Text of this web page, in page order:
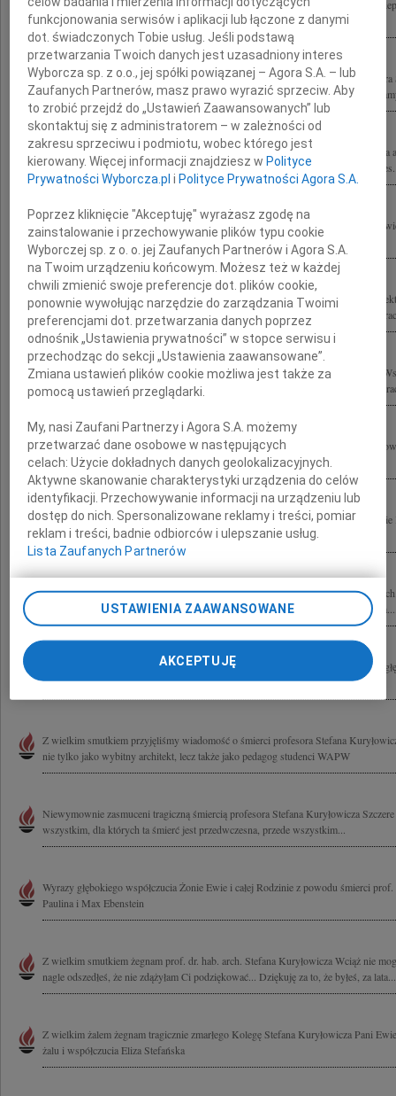
Wstrząśnięci wiadomością o tragicznej śmierci Stefana Kuryłowicza w poczuciu
Ewie Kuryłowicz wyrazy żalu i współczucia Jacek Kwieciński z rodziną
Z głębokim smutkiem i żalem przyjęliśmy wiadomość o tragicznej śmierci profesora
wybitnego architekta i wspaniałego Człowieka Szczere wyrazy współczucia
Z powodu tragicznej śmierci prof. Stefana Kuryłowicza nieocenionej postaci świata
zaszczyt współpracować najszczersze wyrazy współczucia Rodzinie składają
Z głębokim smutkiem przyjęliśmy wiadomość o śmierci profesora Stefana
życiu wszystkich nas, autorytetem w dziedzinie architektury i wzorem do...
Z głębokim żalem przyjęliśmy wiadomość o tragicznej śmierci Prof. dr. hab.
Rodzinie i Współpracownikom wyrazy szczerego współczucia składają Zarząd i
Z głębokim żalem i smutkiem żegnamy profesora Stefana Kuryłowicza oraz Jego
Syropolskiego składamy wyrazy współczucia Rodzinie, Najbliższym oraz
Wyrazy głębokiego współczucia Ewie i Rodzinie z powodu śmierci Stefana
Staniszkis
Wstrząśnięci tragiczną śmiercią Stefana - Funia składamy wyrazy współczucia
Andrzej Bulanda i Włodzimierz Mucha wraz z zespołem
Z głębokim smutkiem przyjęliśmy wiadomość o tragicznej śmierci prof. dr. hab.
projektu Hotelu Courtyard by Marriott w Warszawie przy Lotnisku im. F.
Z żalem przyjęliśmy informację o śmierci Stefana Kuryłowicza Składamy wyrazy
Kuryłowicz Grzegorz Piątek i Jarosław Trybuś, Wanda i Tadeusz Piątkowie
Z wielkim smutkiem przyjęliśmy wiadomość o śmierci profesora Stefana
nie tylko jako wybitny architekt, lecz także jako pedagog studenci WAPW
Niewymownie zasmuceni tragiczną śmiercią profesora Stefana Kuryłowicza
wszystkim, dla których ta śmierć jest przedwczesna, przede wszystkim...
Wyrazy głębokiego współczucia Żonie Ewie i całej Rodzinie z powodu śmierci prof.
Paulina i Max Ebenstein
Z wielkim smutkiem żegnam prof. dr. hab. arch. Stefana Kuryłowicza Wciąż nie
nagle odszedłeś, że nie zdążyłam Ci podziękować... Dziękuję za to, że byłeś, za lata...
Z wielkim żalem żegnam tragicznie zmarłego Kolegę Stefana Kuryłowicza Pani
żalu i współczucia Eliza Stefańska
funkcjonowania serwisów i aplikacji lub łączone z danymi
dot. świadczonych Tobie usług. Jeśli podstawą
przetwarzania Twoich danych jest uzasadniony interes
Wyborcza sp. z o.o., jej spółki powiązanej – Agora S.A. – lub
Zaufanych Partnerów, masz prawo wyrazić sprzeciw. Aby
to zrobić przejdź do „Ustawień Zaawansowanych” lub
skontaktuj się z administratorem – w zależności od
zakresu sprzeciwu i podmiotu, wobec którego jest
kierowany. Więcej informacji znajdziesz w Polityce
Prywatności Wyborcza.pl i Polityce Prywatności Agora S.A.
Poprzez kliknięcie "Akceptuję" wyrażasz zgodę na
zainstalowanie i przechowywanie plików typu cookie
Wyborczej sp. z o. o. jej Zaufanych Partnerów i Agora S.A.
na Twoim urządzeniu końcowym. Możesz też w każdej
chwili zmienić swoje preferencje dot. plików cookie,
ponownie wywołując narzędzie do zarządzania Twoimi
preferencjami dot. przetwarzania danych poprzez
odnośnik „Ustawienia prywatności” w stopce serwisu i
przechodząc do sekcji „Ustawienia zaawansowane”.
Zmiana ustawień plików cookie możliwa jest także za
pomocą ustawień przeglądarki.
My, nasi Zaufani Partnerzy i Agora S.A. możemy
przetwarzać dane osobowe w następujących
celach:Użycie dokładnych danych geolokalizacyjnych.
Aktywne skanowanie charakterystyki urządzenia do celów
identyfikacji. Przechowywanie informacji na urządzeniu lub
dostęp do nich. Spersonalizowane reklamy i treści, pomiar
reklam i treści, badnie odbiorców i ulepszanie usług.
Lista Zaufanych Partnerów
USTAWIENIA ZAAWANSOWANE
AKCEPTUJĘ